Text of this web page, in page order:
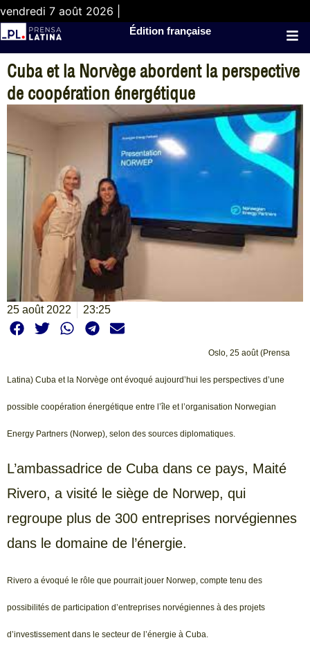
vendredi 7 août 2026 |
Édition française
Cuba et la Norvège abordent la perspective
de coopération énergétique
25 août 2022 23:25
Oslo, 25 août (Prensa
Latina) Cuba et la Norvège ont évoqué aujourd’hui les perspectives d’une
possible coopération énergétique entre l’île et l’organisation Norwegian
Energy Partners (Norwep), selon des sources diplomatiques.
L’ambassadrice de Cuba dans ce pays, Maité
Rivero, a visité le siège de Norwep, qui
regroupe plus de 300 entreprises norvégiennes
dans le domaine de l’énergie.
Rivero a évoqué le rôle que pourrait jouer Norwep, compte tenu des
possibilités de participation d’entreprises norvégiennes à des projets
d’investissement dans le secteur de l’énergie à Cuba.